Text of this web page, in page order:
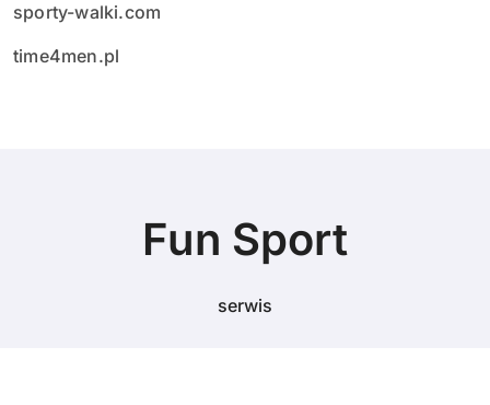
sporty-walki.com
time4men.pl
Fun Sport
serwis